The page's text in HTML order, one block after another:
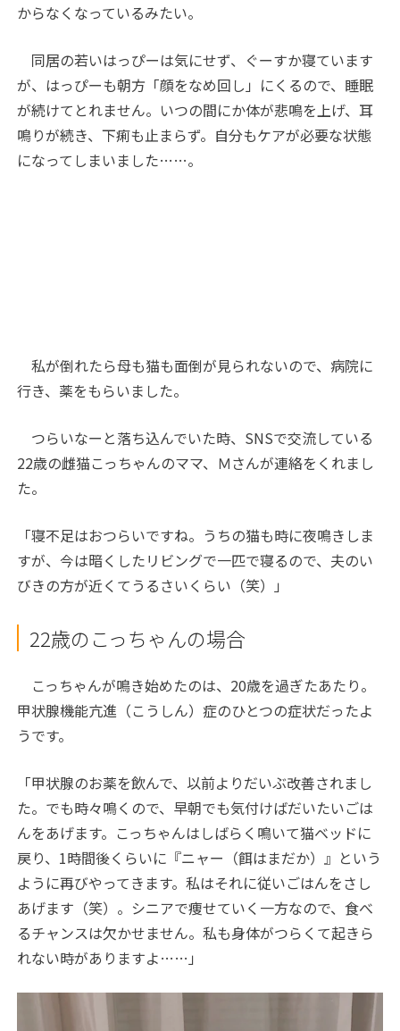
からなくなっているみたい。
同居の若いはっぴーは気にせず、ぐーすか寝ています
が、はっぴーも朝方「顔をなめ回し」にくるので、睡眠
が続けてとれません。いつの間にか体が悲鳴を上げ、耳
鳴りが続き、下痢も止まらず。自分もケアが必要な状態
になってしまいました……。
私が倒れたら母も猫も面倒が見られないので、病院に
行き、薬をもらいました。
つらいなーと落ち込んでいた時、SNSで交流している
22歳の雌猫こっちゃんのママ、Ｍさんが連絡をくれまし
た。
「寝不足はおつらいですね。うちの猫も時に夜鳴きしま
すが、今は暗くしたリビングで一匹で寝るので、夫のい
びきの方が近くてうるさいくらい（笑）」
22歳のこっちゃんの場合
こっちゃんが鳴き始めたのは、20歳を過ぎたあたり。
甲状腺機能亢進（こうしん）症のひとつの症状だったよ
うです。
「甲状腺のお薬を飲んで、以前よりだいぶ改善されまし
た。でも時々鳴くので、早朝でも気付けばだいたいごは
んをあげます。こっちゃんはしばらく鳴いて猫ベッドに
戻り、1時間後くらいに『ニャー（餌はまだか）』という
ように再びやってきます。私はそれに従いごはんをさし
あげます（笑）。シニアで痩せていく一方なので、食べ
るチャンスは欠かせません。私も身体がつらくて起きら
れない時がありますよ……」